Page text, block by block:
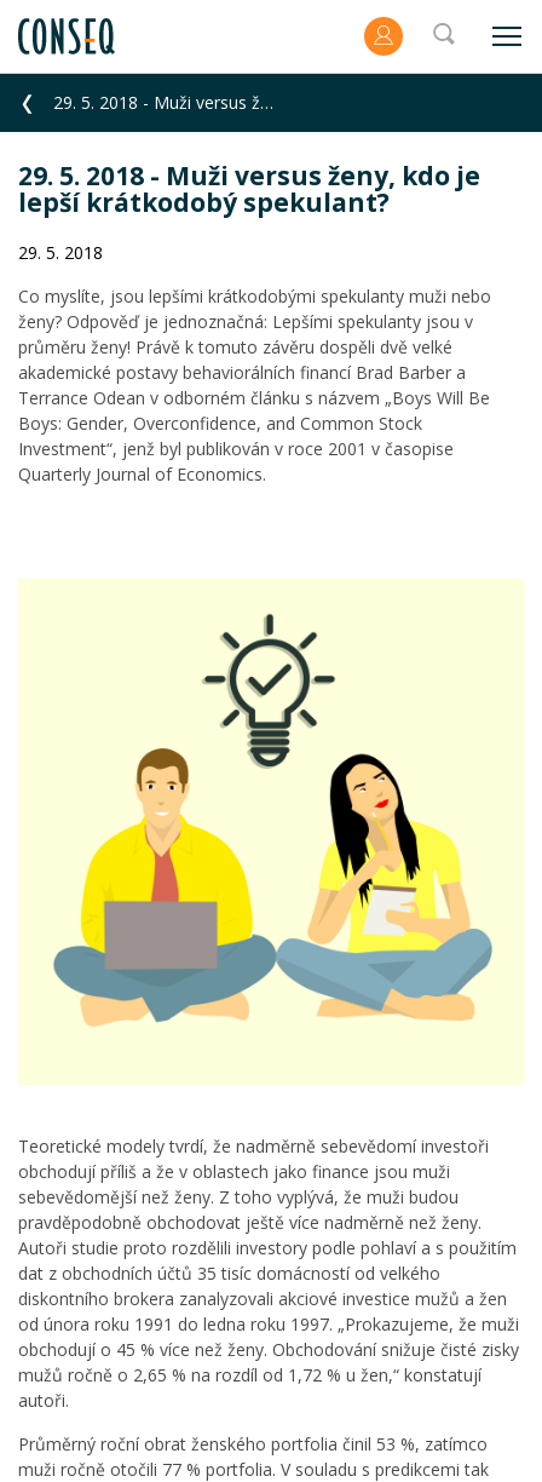
29. 5. 2018 - Muži versus ženy, kdo je lepší krátkodobý spekulant?
29. 5. 2018 - Muži versus ženy, kdo je
lepší krátkodobý spekulant?
29. 5. 2018
Co myslíte, jsou lepšími krátkodobými spekulanty muži nebo
ženy? Odpověď je jednoznačná: Lepšími spekulanty jsou v
průměru ženy! Právě k tomuto závěru dospěli dvě velké
akademické postavy behaviorálních financí Brad Barber a
Terrance Odean v odborném článku s názvem „Boys Will Be
Boys: Gender, Overconfidence, and Common Stock
Investment“, jenž byl publikován v roce 2001 v časopise
Quarterly Journal of Economics.
Teoretické modely tvrdí, že nadměrně sebevědomí investoři
obchodují příliš a že v oblastech jako finance jsou muži
sebevědomější než ženy. Z toho vyplývá, že muži budou
pravděpodobně obchodovat ještě více nadměrně než ženy.
Autoři studie proto rozdělili investory podle pohlaví a s použitím
dat z obchodních účtů 35 tisíc domácností od velkého
diskontního brokera zanalyzovali akciové investice mužů a žen
od února roku 1991 do ledna roku 1997. „Prokazujeme, že muži
obchodují o 45 % více než ženy. Obchodování snižuje čisté zisky
mužů ročně o 2,65 % na rozdíl od 1,72 % u žen,“ konstatují
autoři.
Průměrný roční obrat ženského portfolia činil 53 %, zatímco
muži ročně otočili 77 % portfolia. V souladu s predikcemi tak